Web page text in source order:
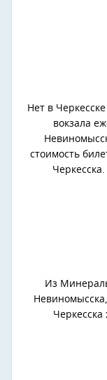
Нет в
вокзала
стоимость
Из
Черкесска